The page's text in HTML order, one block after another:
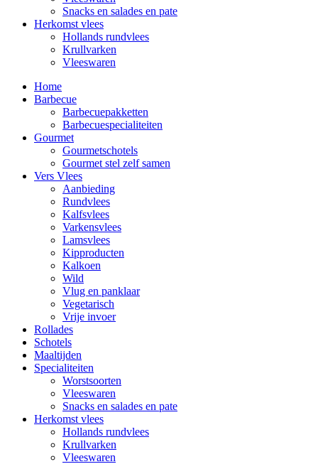
Snacks en salades en pate
Herkomst vlees
Hollands rundvlees
Krullvarken
Vleeswaren
Home
Barbecue
Barbecuepakketten
Barbecuespecialiteiten
Gourmet
Gourmetschotels
Gourmet stel zelf samen
Vers Vlees
Aanbieding
Rundvlees
Kalfsvlees
Varkensvlees
Lamsvlees
Kipproducten
Kalkoen
Wild
Vlug en panklaar
Vegetarisch
Vrije invoer
Rollades
Schotels
Maaltijden
Specialiteiten
Worstsoorten
Vleeswaren
Snacks en salades en pate
Herkomst vlees
Hollands rundvlees
Krullvarken
Vleeswaren